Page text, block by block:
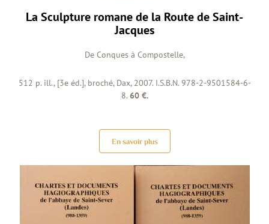
La Sculpture romane de la Route de Saint-
Jacques
De Conques à Compostelle,
512 p. ill., [3e éd.], broché, Dax, 2007. I.S.B.N. 978-2-9501584-6-
8. 60 €.
En savoir plus